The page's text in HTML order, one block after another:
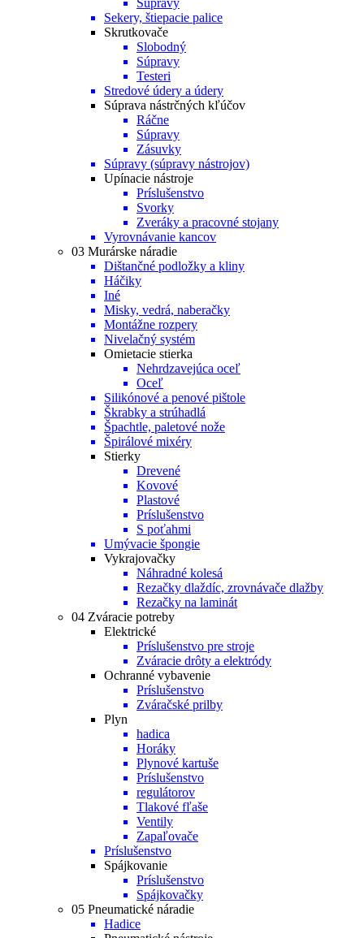
Súpravy
Sekery, štiepacie palice
Skrutkovače
Slobodný
Súpravy
Testeri
Stredové údery a údery
Súprava nástrčných kľúčov
Ráčne
Súpravy
Zásuvky
Súpravy (súpravy nástrojov)
Upínacie nástroje
Príslušenstvo
Svorky
Zveráky a pracovné stojany
Vyrovnávanie kancov
03 Murárske náradie
Dištančné podložky a kliny
Háčiky
Iné
Misky, vedrá, naberačky
Montážne rozpery
Nivelačný systém
Omietacie stierka
Nehrdzavejúca oceľ
Oceľ
Silikónové a penové pištole
Škrabky a strúhadlá
Špachtle, paletové nože
Špirálové mixéry
Stierky
Drevené
Kovové
Plastové
Príslušenstvo
S poťahmi
Umývacie špongie
Vykrajovačky
Náhradné kolesá
Rezačky dlaždíc, zrovnávače dlažby
Rezačky na laminát
04 Zváracie potreby
Elektrické
Príslušenstvo pre stroje
Zváracie drôty a elektródy
Ochranné vybavenie
Príslušenstvo
Zváračské prilby
Plyn
hadica
Horáky
Plynové kartuše
Príslušenstvo
regulátorov
Tlakové fľaše
Ventily
Zapaľovače
Príslušenstvo
Spájkovanie
Príslušenstvo
Spájkovačky
05 Pneumatické náradie
Hadice